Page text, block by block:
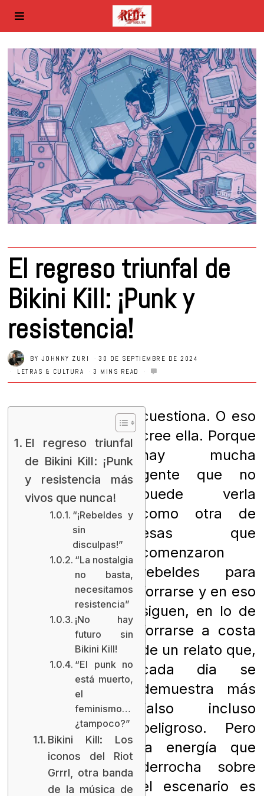
El regreso triunfal de
Bikini Kill: ¡Punk y
resistencia!
BY JOHNNY ZURI
30 DE SEPTIEMBRE DE 2024
LETRAS & CULTURA
3 MINS READ
El regreso triunfal
de Bikini Kill: ¡Punk
y resistencia más
vivos que nunca!
“¡Rebeldes y
sin
disculpas!”
“La nostalgia
no basta,
necesitamos
resistencia”
¡No hay
futuro sin
Bikini Kill!
“El punk no
está muerto,
el
feminismo…
¿tampoco?”
Bikini Kill: Los
iconos del Riot
Grrrl, otra banda
de la música de
cuestiona. O eso
cree ella. Porque
hay mucha
gente que no
puede verla
como otra de
esas que
comenzaron
rebeldes para
forrarse y en eso
siguen, en lo de
forrarse a costa
de un relato que,
cada dia se
demuestra más
falso incluso
peligroso. Pero
la energía que
derrocha sobre
el escenario es